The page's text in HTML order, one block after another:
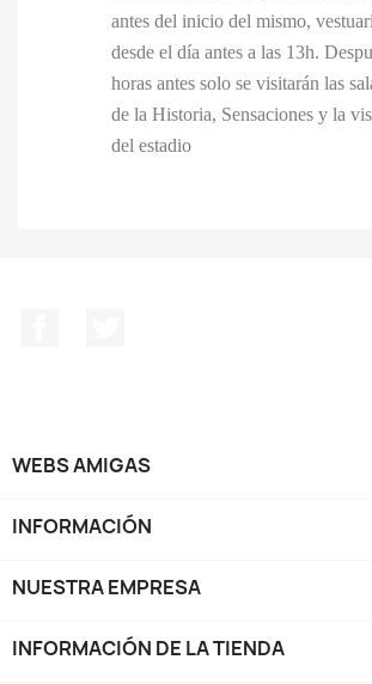
antes del inicio del mismo,
desde el día antes a las 13h.
horas antes solo se visitarán las
de la Historia, Sensaciones y la
del estadio
WEBS AMIGAS
INFORMACIÓN
NUESTRA EMPRESA
INFORMACIÓN DE LA TIENDA